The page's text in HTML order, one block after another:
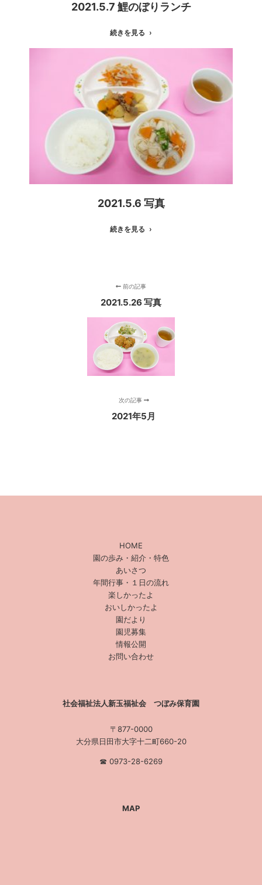
2021.5.7 鯉のぼりランチ
続きを見る
2021.5.6 写真
続きを見る
前の記事
2021.5.26 写真
次の記事
2021年5月
HOME
園の歩み・紹介・特色
あいさつ
年間行事・１日の流れ
楽しかったよ
おいしかったよ
園だより
園児募集
情報公開
お問い合わせ
社会福祉法人新玉福祉会 つぼみ保育園
〒877-0000
大分県日田市大字十二町660-20
☎︎ 0973-28-6269
MAP